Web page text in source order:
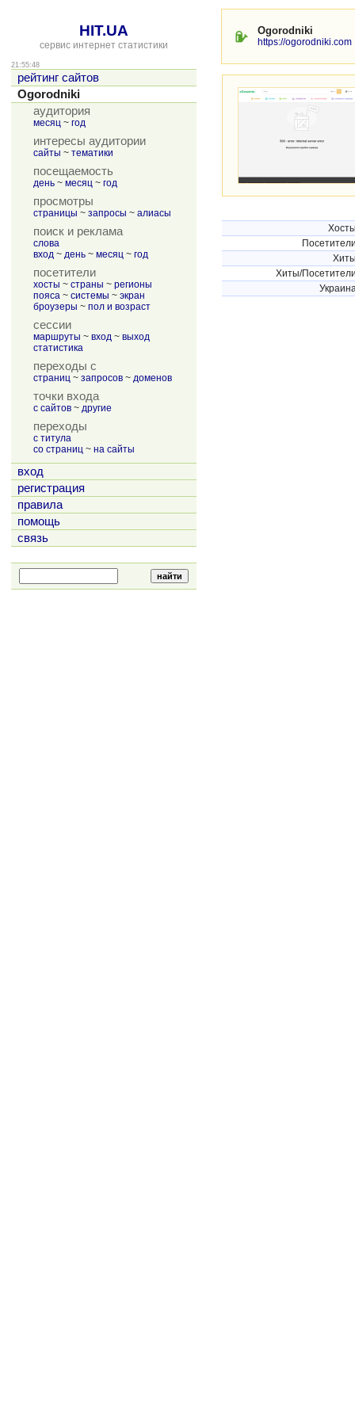
HIT.UA
сервис интернет статистики
21:55:48
рейтинг сайтов
Ogorodniki
аудитория
месяц ~ год
интересы аудитории
сайты ~ тематики
посещаемость
день ~ месяц ~ год
просмотры
страницы ~ запросы ~ алиасы
поиск и реклама
слова
вход ~ день ~ месяц ~ год
посетители
хосты ~ страны ~ регионы
пояса ~ системы ~ экран
броузеры ~ пол и возраст
сессии
маршруты ~ вход ~ выход
статистика
переходы с
страниц ~ запросов ~ доменов
точки входа
с сайтов ~ другие
переходы
с титула
со страниц ~ на сайты
вход
регистрация
правила
помощь
связь
Ogorodniki
https://ogorodniki.com
Хиты/